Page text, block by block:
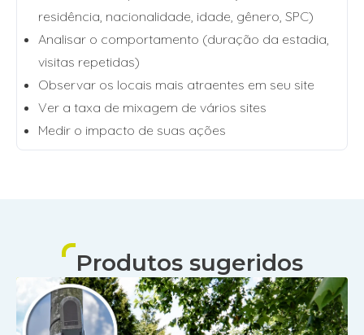
residência, nacionalidade, idade, gênero, SPC)
Analisar o comportamento (duração da estadia,
visitas repetidas)
Observar os locais mais atraentes em seu site
Ver a taxa de mixagem de vários sites
Medir o impacto de suas ações
Produtos sugeridos